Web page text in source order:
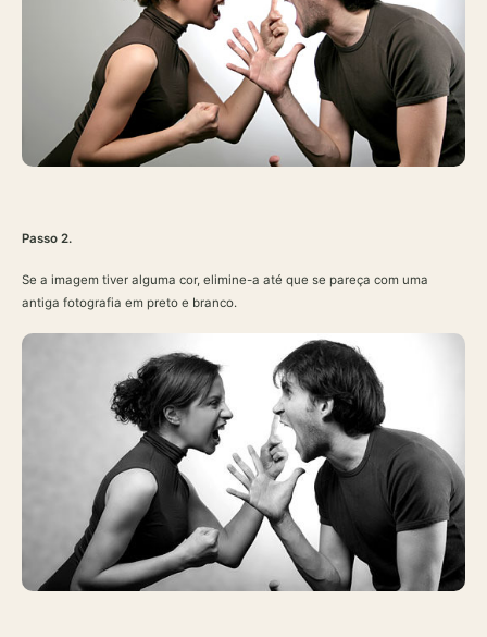
Passo 2.
Se a imagem tiver alguma cor, elimine-a até que se pareça com uma
antiga fotografia em preto e branco.